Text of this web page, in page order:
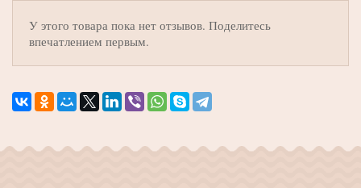
У этого товара пока нет отзывов. Поделитесь
впечатлением первым.